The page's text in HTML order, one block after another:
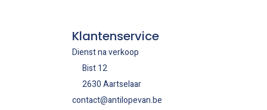
Klantenservice
Dienst na verkoop
Bist 12
2630 Aartselaar
contact@antilopevan.be